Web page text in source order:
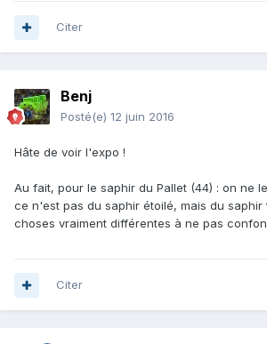
Citer
Benj
Posté(e) 12 juin 2016
Hâte de voir l'expo !
Au fait, pour le saphir du Pallet (44) : on ne
ce n'est pas du saphir étoilé, mais du saphir
choses vraiment différentes à ne pas
Citer